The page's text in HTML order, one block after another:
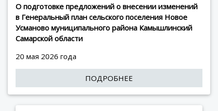
О подготовке предложений о внесении изменений
в Генеральный план сельского поселения Новое
Усманово муниципального района Камышлинский
Самарской области
20 мая 2026 года
ПОДРОБНЕЕ